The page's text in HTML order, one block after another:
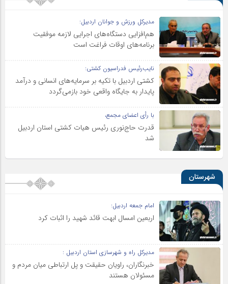
مدیرکل ورزش و جوانان اردبیل:
هم‌افزایی دستگاه‌های اجرایی لازمه موفقیت
برنامه‌های اوقات فراغت است
نایب‌رئیس فدراسیون کشتی:
کشتی اردبیل با تکیه بر سرمایه‌های انسانی و درآمد
پایدار به جایگاه واقعی خود بازمی‌گردد
با رأی اعضای مجمع،
قدرت حاج‌نوری رئیس هیات کشتی استان اردبیل
شد
شهرستان
امام جمعه اردبیل:
اربعین امسال ابهت قائد شهید را اثبات کرد
مدیرکل راه و شهرسازی استان اردبیل :
خبرنگاران، راویان حقیقت و پل ارتباطی میان مردم و
مسئولان هستند